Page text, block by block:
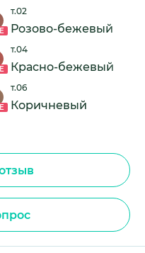
т.02
Розово-бежевый
т.04
Красно-бежевый
т.06
Коричневый